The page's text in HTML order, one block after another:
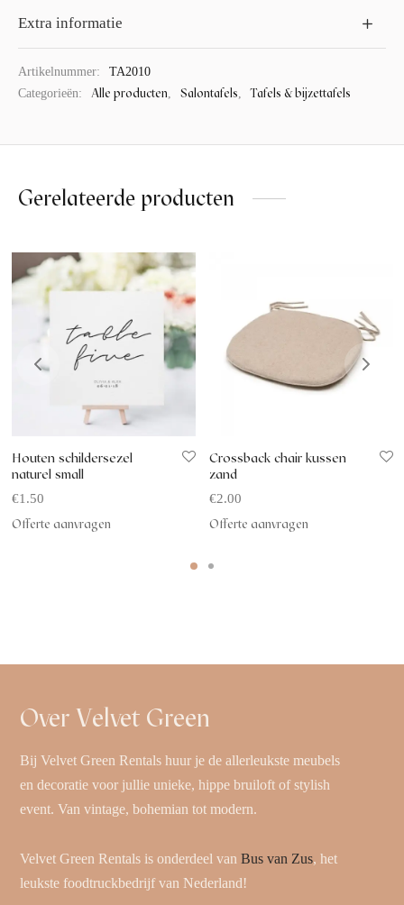
Extra informatie
Artikelnummer:
TA2010
Categorieën:
Alle producten Salontafels Tafels & bijzettafels
Gerelateerde producten
Houten schildersezel
naturel small
€1.50
Offerte aanvragen
Crossback chair kussen
zand
€2.00
Offerte aanvragen
Over Velvet Green
Bij Velvet Green Rentals huur je de allerleukste meubels
en decoratie voor jullie unieke, hippe bruiloft of stylish
event. Van vintage, bohemian tot modern.
Velvet Green Rentals is onderdeel vanBus van Zus, het
leukste foodtruckbedrijf van Nederland!